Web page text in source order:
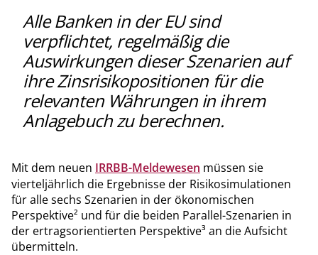
Alle Banken in der EU sind
verpflichtet, regelmäßig die
Auswirkungen dieser Szenarien auf
ihre Zinsrisikopositionen für die
relevanten Währungen in ihrem
Anlagebuch zu berechnen.
Mit dem neuen IRRBB-Meldewesen müssen sie
vierteljährlich die Ergebnisse der Risikosimulationen
für alle sechs Szenarien in der ökonomischen
Perspektive² und für die beiden Parallel-Szenarien in
der ertragsorientierten Perspektive³ an die Aufsicht
übermitteln.